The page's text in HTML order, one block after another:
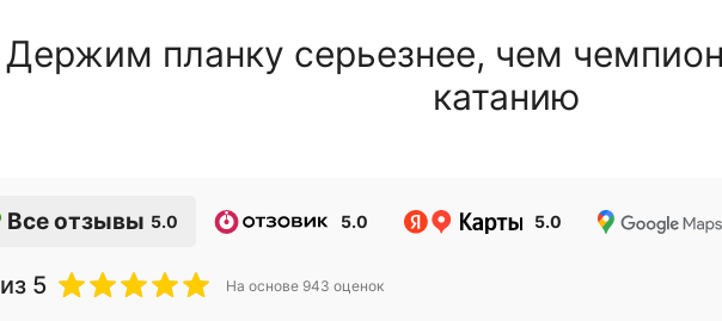
Держим планку серьезнее, чем
катанию
Все отзывы 5.0 5.0 5.0
из 5 На основе 943 оценок